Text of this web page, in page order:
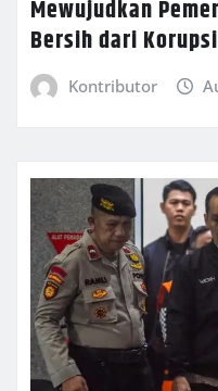
Mewujudkan
Bersih dari Korupsi
Kontributor